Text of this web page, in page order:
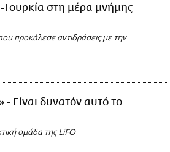
στη μέρα μνήμης
προκάλεσε αντιδράσεις με την
- Είναι δυνατόν αυτό το
ομάδα της LiFO